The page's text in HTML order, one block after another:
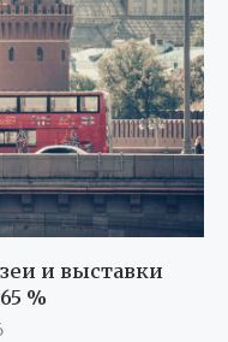
и выставки
%